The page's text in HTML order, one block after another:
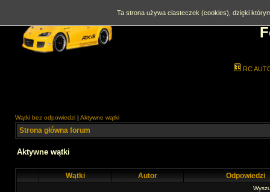
RC
Wątki bez odpowiedzi | Aktywne wątki
Strona główna forum
Aktywne wątki
Wątki Autor Odpowiedzi
Ta strona używa ciasteczek (cookies), dzięki